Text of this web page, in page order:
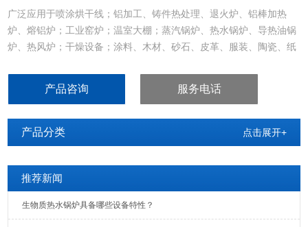
广泛应用于喷涂烘干线；铝加工、铸件热处理、退火炉、铝棒加热
炉、熔铝炉；工业窑炉；温室大棚；蒸汽锅炉、热水锅炉、导热油锅
炉、热风炉；干燥设备；涂料、木材、砂石、皮革、服装、陶瓷、纸
产品咨询 服务电话
产品分类 点击展开+
推荐新闻
生物质热水锅炉具备哪些设备特性？